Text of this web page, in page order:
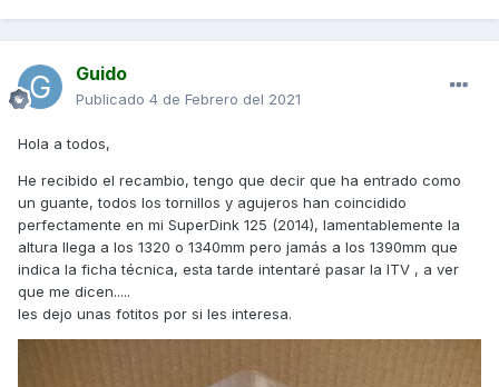
Guido.
Guido
Publicado 4 de Febrero del 2021
Hola a todos,
He recibido el recambio, tengo que decir que ha entrado como
un guante, todos los tornillos y agujeros han coincidido
perfectamente en mi SuperDink 125 (2014), lamentablemente la
altura llega a los 1320 o 1340mm pero jamás a los 1390mm que
indica la ficha técnica, esta tarde intentaré pasar la ITV , a ver
que me dicen.....
les dejo unas fotitos por si les interesa.